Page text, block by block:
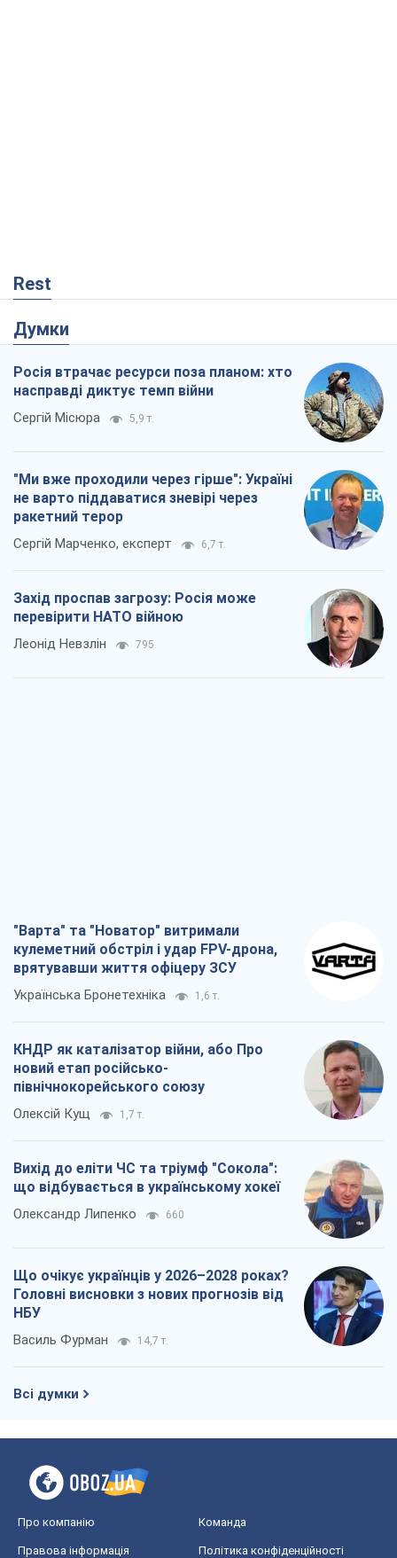
Rest
Думки
Росія втрачає ресурси поза планом: хто
насправді диктує темп війни
Сергій Місюра 5,9 т.
"Ми вже проходили через гірше": Україні
не варто піддаватися зневірі через
ракетний терор
Сергій Марченко, експерт 6,7 т.
Захід проспав загрозу: Росія може
перевірити НАТО війною
Леонід Невзлін 795
"Варта" та "Новатор" витримали
кулеметний обстріл і удар FPV-дрона,
врятувавши життя офіцеру ЗСУ
Українська Бронетехніка 1,6 т.
КНДР як каталізатор війни, або Про
новий етап російсько-
північнокорейського союзу
Олексій Кущ 1,7 т.
Вихід до еліти ЧС та тріумф "Сокола":
що відбувається в українському хокеї
Олександр Липенко 660
Що очікує українців у 2026–2028 роках?
Головні висновки з нових прогнозів від
НБУ
Василь Фурман 14,7 т.
Всі думки
Про компанію Команда
Правова інформація Політика конфіденційності